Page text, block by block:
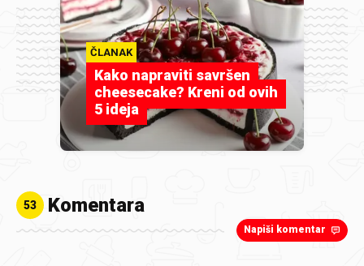
ČLANAK
Kako napraviti savršen
cheesecake? Kreni od ovih
5 ideja
53 Komentara
Napiši komentar